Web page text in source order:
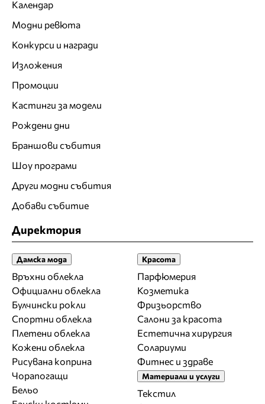
Календар
Модни ревюта
Конкурси и награди
Изложения
Промоции
Кастинги за модели
Рождени дни
Браншови събития
Шоу програми
Други модни събития
Добави събитие
Директория
Дамска мода
Връхни облекла
Официални облекла
Булчински рокли
Спортни облекла
Плетени облекла
Кожени облекла
Рисувана коприна
Чорапогащи
Бельо
Красота
Парфюмерия
Козметика
Фризьорство
Салони за красота
Естетична хирургия
Солариуми
Фитнес и здраве
Материали и услуги
Текстил